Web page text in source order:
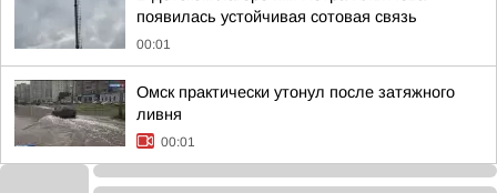
появилась устойчивая сотовая связь
00:01
Омск практически утонул после затяжного
ливня
00:01